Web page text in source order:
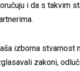
i da s takvim
izborna stvarnost
zakoni,